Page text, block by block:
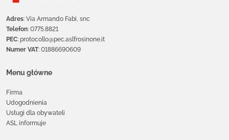
Adres: Via Armando Fabi, snc
Telefon: 0775.8821
PEC: protocollo@pec.aslfrosinone.it
Numer VAT: 01886690609
Menu główne
Firma
Udogodnienia
Usługi dla obywateli
ASL informuje